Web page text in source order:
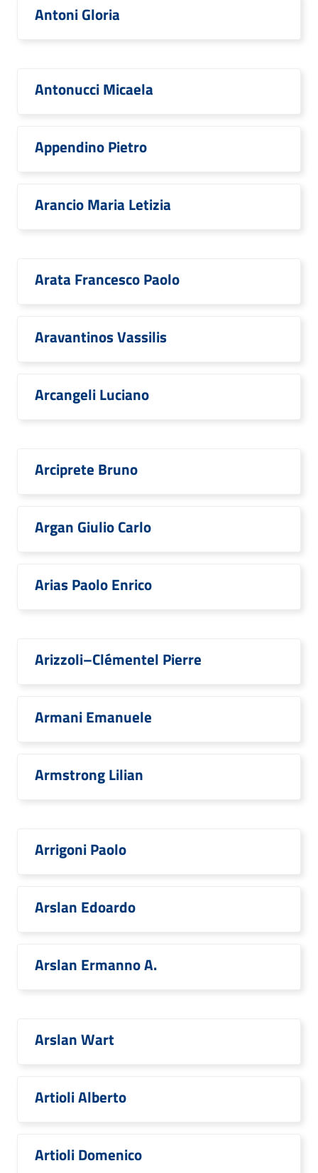
Antoni Gloria
Antonucci Micaela
Appendino Pietro
Arancio Maria Letizia
Arata Francesco Paolo
Aravantinos Vassilis
Arcangeli Luciano
Arciprete Bruno
Argan Giulio Carlo
Arias Paolo Enrico
Arizzoli–Clémentel Pierre
Armani Emanuele
Armstrong Lilian
Arrigoni Paolo
Arslan Edoardo
Arslan Ermanno A.
Arslan Wart
Artioli Alberto
Artioli Domenico